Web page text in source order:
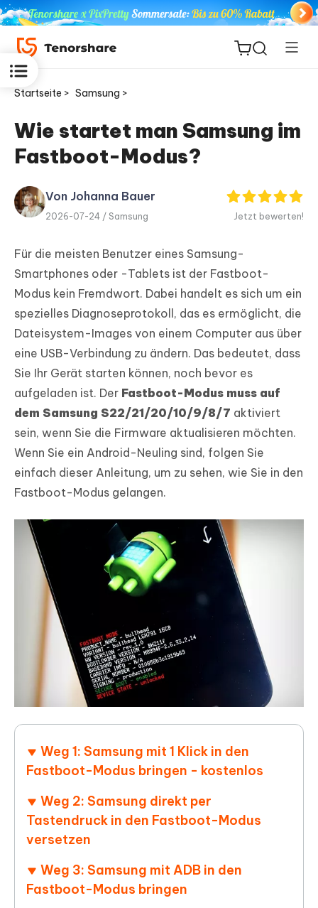
ReiBoot
PDNob
Editor
iAnyGo
Startseite > Samsung >
Wie startet man Samsung im
Fastboot-Modus?
Von Johanna Bauer
2026-07-24 / Samsung Jetzt bewerten!
Für die meisten Benutzer eines Samsung-
Smartphones oder -Tablets ist der Fastboot-
Modus kein Fremdwort. Dabei handelt es sich um ein
spezielles Diagnoseprotokoll, das es ermöglicht, die
Dateisystem-Images von einem Computer aus über
eine USB-Verbindung zu ändern. Das bedeutet, dass
Sie Ihr Gerät starten können, noch bevor es
aufgeladen ist. Der Fastboot-Modus muss auf
dem Samsung S22/21/20/10/9/8/7 aktiviert
sein, wenn Sie die Firmware aktualisieren möchten.
Wenn Sie ein Android-Neuling sind, folgen Sie
einfach dieser Anleitung, um zu sehen, wie Sie in den
Fastboot-Modus gelangen.
Weg 1: Samsung mit 1 Klick in den
Fastboot-Modus bringen - kostenlos
Weg 2: Samsung direkt per
Tastendruck in den Fastboot-Modus
versetzen
Weg 3: Samsung mit ADB in den
Fastboot-Modus bringen